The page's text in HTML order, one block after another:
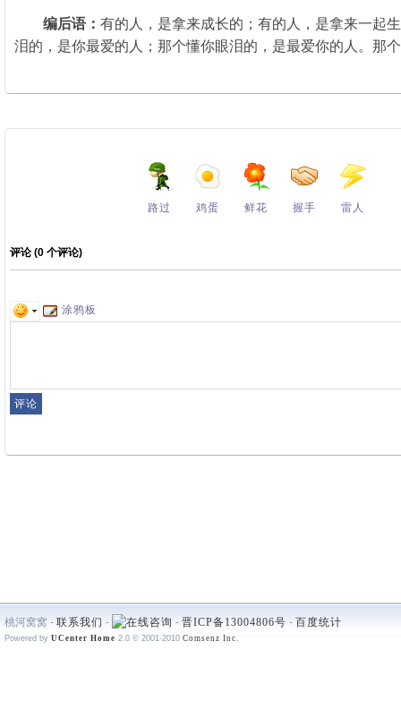
编后语： 有的人，是拿来成长的；有的人，是拿来一起
泪的，是你最爱的人；那个懂你眼泪的，是最爱你的人。那
路过 鸡蛋 鲜花 握手 雷人
评论 (0 个评论)
涂鸦板
桃河窝窝 - 联系我们 - - 晋ICP备13004806号 - 百度统计
Powered by UCenter Home 2.0 © 2001-2010 Comsenz Inc.